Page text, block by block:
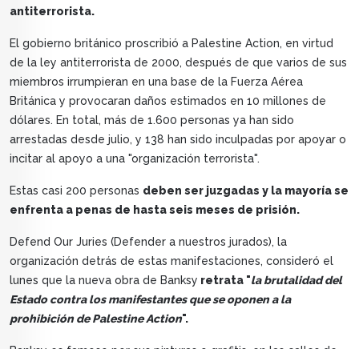
antiterrorista.
El gobierno británico proscribió a Palestine Action, en virtud
de la ley antiterrorista de 2000, después de que varios de sus
miembros irrumpieran en una base de la Fuerza Aérea
Británica y provocaran daños estimados en 10 millones de
dólares. En total, más de 1.600 personas ya han sido
arrestadas desde julio, y 138 han sido inculpadas por apoyar o
incitar al apoyo a una "organización terrorista".
Estas casi 200 personas deben ser juzgadas y la mayoría se
enfrenta a penas de hasta seis meses de prisión.
Defend Our Juries (Defender a nuestros jurados), la
organización detrás de estas manifestaciones, consideró el
lunes que la nueva obra de Banksy retrata "la brutalidad del
Estado contra los manifestantes que se oponen a la
prohibición de Palestine Action".